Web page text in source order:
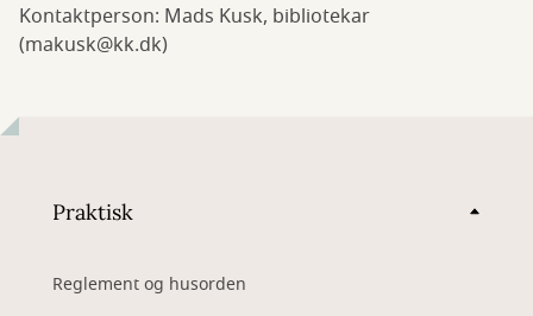
Kontaktperson: Mads Kusk, bibliotekar
(makusk@kk.dk)
Praktisk
Reglement og husorden